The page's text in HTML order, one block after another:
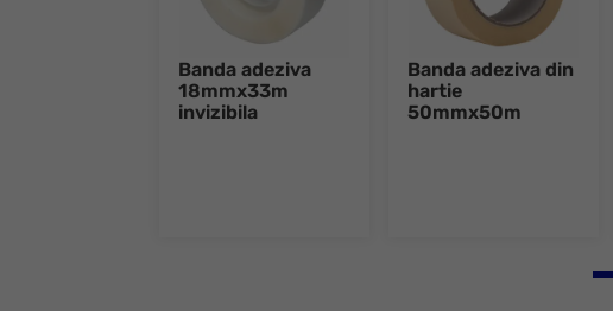
Banda adeziva
18mmx33m
invizibila
Banda adeziva din
hartie
50mmx50m